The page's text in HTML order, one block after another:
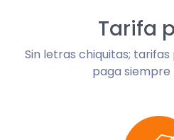
Tarifa
Sin letras chiquitas;
paga siempre